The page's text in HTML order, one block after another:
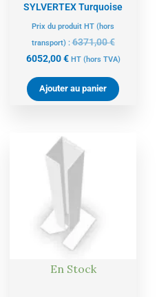
SYLVERTEX Turquoise
Prix du produit HT (hors
transport) :6371,00€
6052,00€ HT (hors TVA)
Ajouter au panier
En Stock
Le
prix
actuel